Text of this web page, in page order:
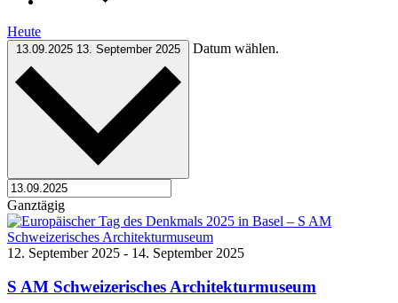
Heute
13.09.2025 13. September 2025 Datum wählen.
Ganztägig
12. September 2025 - 14. September 2025
S AM Schweizerisches Architekturmuseum